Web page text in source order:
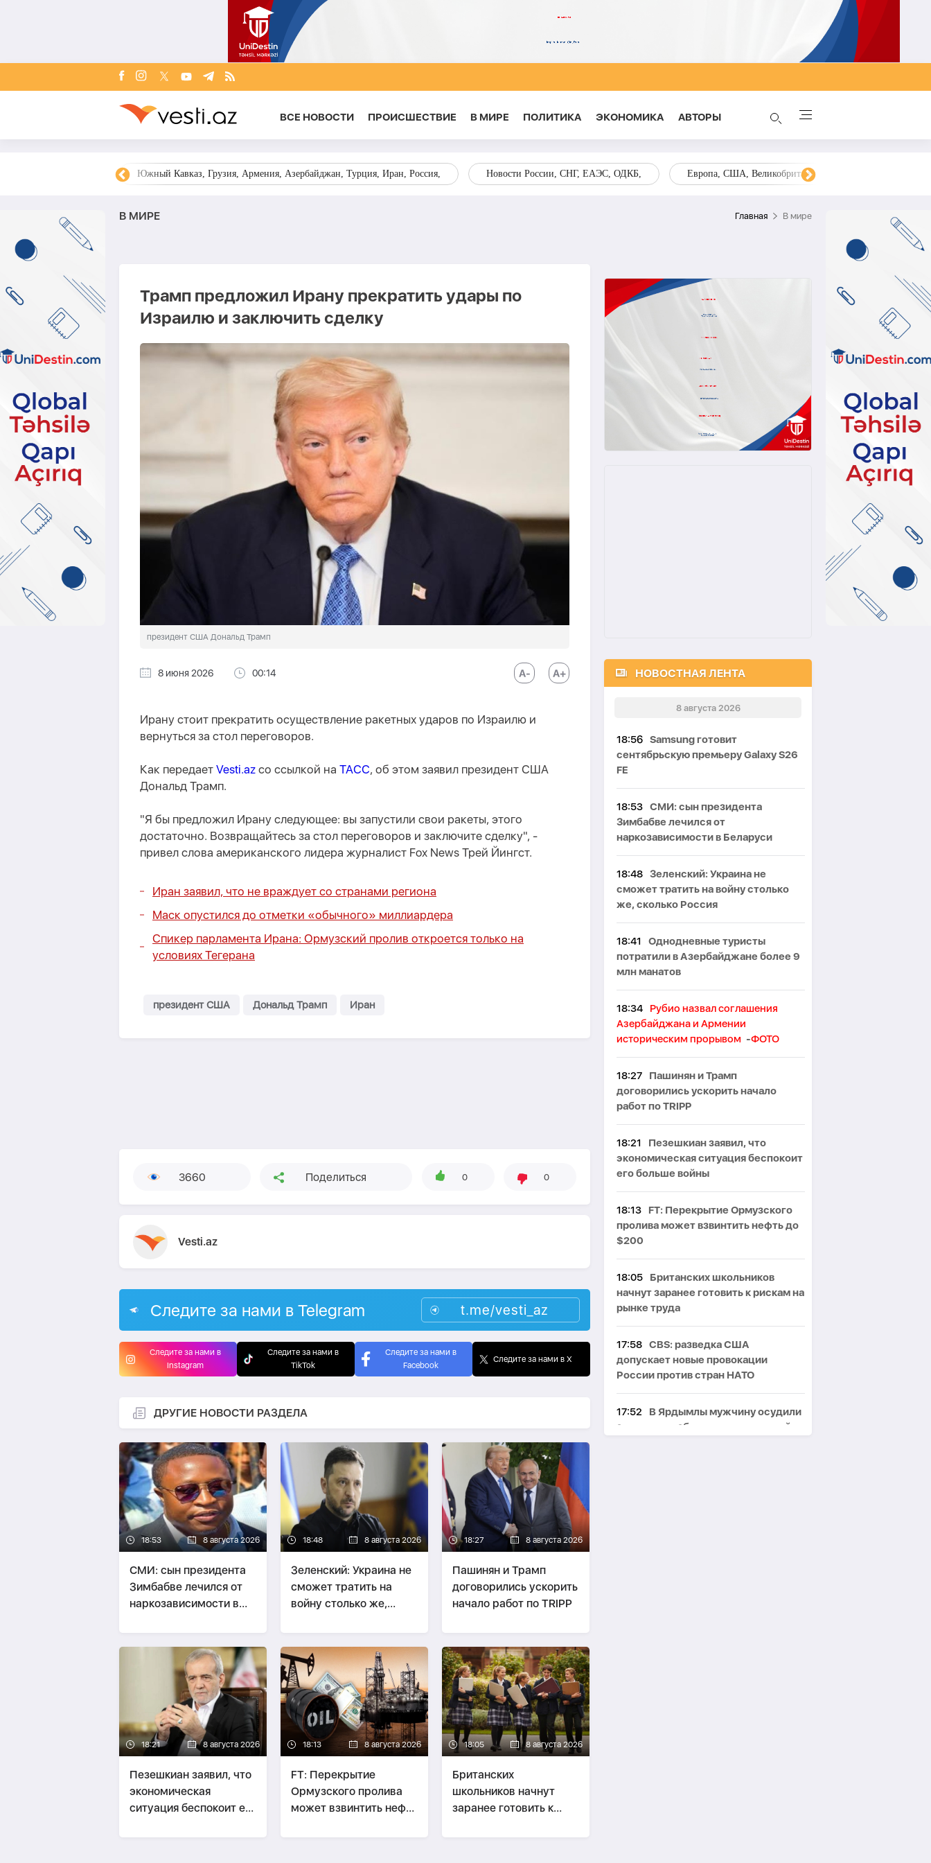
ВСЕ НОВОСТИ ПРОИСШЕСТВИЕ В МИРЕ ПОЛИТИКА ЭКОНОМИКА AВТОРЫ
Южный Кавказ, Грузия, Армения, Азербайджан, Турция, Иран, Россия, Новости России, СНГ, ЕАЭС, ОДКБ, Европа, США, Великобритания, Украина, Запад,
В МИРЕ Главная В мире
Трамп предложил Ирану прекратить удары по
Израилю и заключить сделку
президент США Дональд Трамп
8 июня 2026 00:14
Ирану стоит прекратить осуществление ракетных ударов по Израилю и
вернуться за стол переговоров.
Как передает Vesti.az со ссылкой на ТАСС, об этом заявил президент США
Дональд Трамп.
"Я бы предложил Ирану следующее: вы запустили свои ракеты, этого
достаточно. Возвращайтесь за стол переговоров и заключите сделку", -
привел слова американского лидера журналист Fox News Трей Йингст.
Иран заявил, что не враждует со странами региона
Маск опустился до отметки «обычного» миллиардера
Спикер парламента Ирана: Ормузский пролив откроется только на
условиях Тегерана
президент США Дональд Трамп Иран
3660 Поделиться 0 0
Vesti.az
Следите за нами в Telegram t.me/vesti_az
Следите за нами в
Instagram
Следите за нами в
TikTok
Следите за нами в
Facebook
Следите за нами в X
ДРУГИЕ НОВОСТИ РАЗДЕЛА
18:53 8 августа 2026
СМИ: сын президента
Зимбабве лечился от
наркозависимости в
18:48 8 августа 2026
Зеленский: Украина не
сможет тратить на
войну столько же,
18:27 8 августа 2026
Пашинян и Трамп
договорились ускорить
начало работ по TRIPP
18:21 8 августа 2026
Пезешкиан заявил, что
экономическая
ситуация беспокоит его
18:13 8 августа 2026
FT: Перекрытие
Ормузского пролива
может взвинтить нефть
18:05 8 августа 2026
Британских
школьников начнут
заранее готовить к
НОВОСТНАЯ ЛЕНТА
8 августа 2026
18:56 Samsung готовит
сентябрьскую премьеру Galaxy S26
FE
18:53 СМИ: сын президента
Зимбабве лечился от
наркозависимости в Беларуси
18:48 Зеленский: Украина не
сможет тратить на войну столько
же, сколько Россия
18:41
Однодневные туристы
потратили в Азербайджане более 9
млн манатов
18:34
Рубио назвал соглашения
Азербайджана и Армении
историческим прорывом -ФОТО
18:27
Пашинян и Трамп
договорились ускорить начало
работ по TRIPP
18:21
Пезешкиан заявил, что
экономическая ситуация беспокоит
его больше войны
18:13
FT: Перекрытие Ормузского
пролива может взвинтить нефть до
$200
18:05
Британских школьников
начнут заранее готовить к рискам на
рынке труда
17:58 CBS: разведка США
допускает новые провокации
России против стран НАТО
17:52
В Ярдымлы мужчину осудили
за пытки и избиение гражданской